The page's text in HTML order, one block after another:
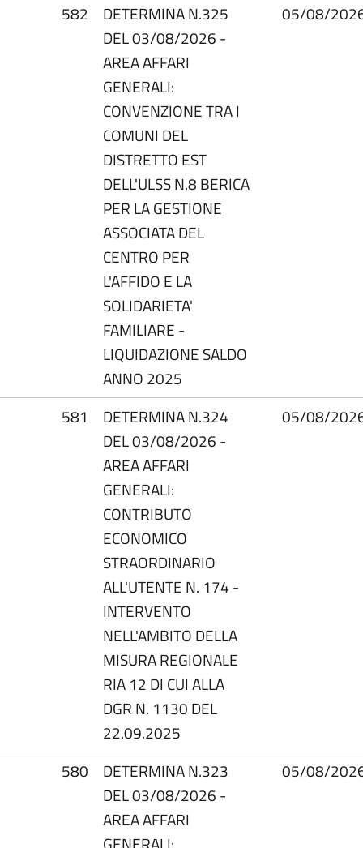
582
DETERMINA N.325
DEL 03/08/2026 -
AREA AFFARI
GENERALI:
CONVENZIONE TRA I
COMUNI DEL
DISTRETTO EST
DELL'ULSS N.8 BERICA
PER LA GESTIONE
ASSOCIATA DEL
CENTRO PER
L'AFFIDO E LA
SOLIDARIETA'
FAMILIARE -
LIQUIDAZIONE SALDO
ANNO 2025
05/08/
581
DETERMINA N.324
DEL 03/08/2026 -
AREA AFFARI
GENERALI:
CONTRIBUTO
ECONOMICO
STRAORDINARIO
ALL'UTENTE N. 174 -
INTERVENTO
NELL'AMBITO DELLA
MISURA REGIONALE
RIA 12 DI CUI ALLA
DGR N. 1130 DEL
22.09.2025
05/08/
580
DETERMINA N.323
DEL 03/08/2026 -
AREA AFFARI
05/08/